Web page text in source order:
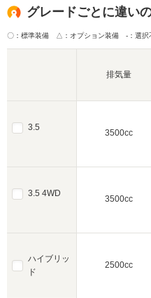
グレードごとに違い
〇：標準装備 △：オプション装備 -：選択
3.5
3.5 4WD
ハイブリッ
ド
排気量
3500cc
3500cc
2500cc